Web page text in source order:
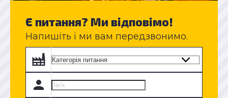
Є питання? Ми відповімо!
Напишіть і ми вам передзвонимо.